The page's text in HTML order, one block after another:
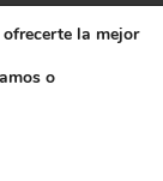
la mejor
o